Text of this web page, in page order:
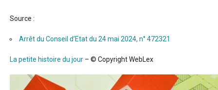
Source :
Arrêt du Conseil d’Etat du 24 mai 2024, n° 472321
La petite histoire du jour – © Copyright WebLex